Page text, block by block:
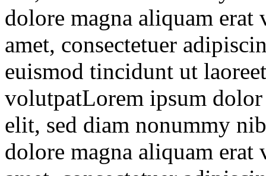
dolore magna aliquam
amet, consectetuer
euismod tincidunt ut
volutpatLorem ipsum
elit, sed diam nonummy
dolore magna aliquam